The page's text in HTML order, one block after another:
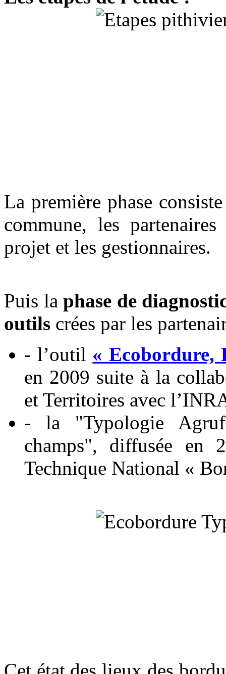
La première phase
commune, les
projet et les gestionnaires.
Puis laphase de
outils crées par les
- l’outil « Ecobordure,
en 2009 suite à la
et Territoires avec
- la "Typologie
champs", diffusée en
Technique National «